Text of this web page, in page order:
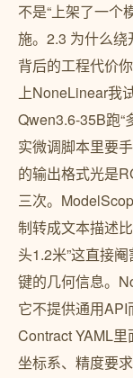
不是“上架了一个
施。2.3 为什么
背后的工程代价
上NoneLinear我
Qwen3.6-35B跑“
实微调脚本里要
的输出格式光是
三次。
制转成文本描述
头1.2米”这直接
键的几何信息。
它不提供通用API
Contract YAML里
坐标系、精度要